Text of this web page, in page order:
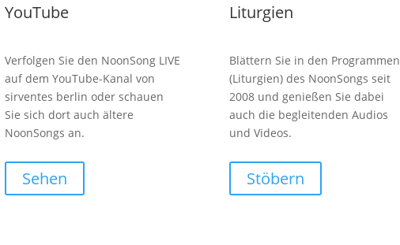
YouTube
Verfolgen Sie den NoonSong LIVE
auf dem YouTube-Kanal von
sirventes berlin oder schauen
Sie sich dort auch ältere
NoonSongs an.
Sehen
Liturgien
Blättern Sie in den Programmen
(Liturgien) des NoonSongs seit
2008 und genießen Sie dabei
auch die begleitenden Audios
und Videos.
Stöbern